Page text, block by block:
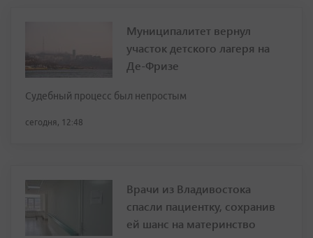
Муниципалитет вернул
участок детского лагеря на
Де-Фризе
Судебный процесс был непростым
сегодня, 12:48
Врачи из Владивостока
спасли пациентку, сохранив
ей шанс на материнство